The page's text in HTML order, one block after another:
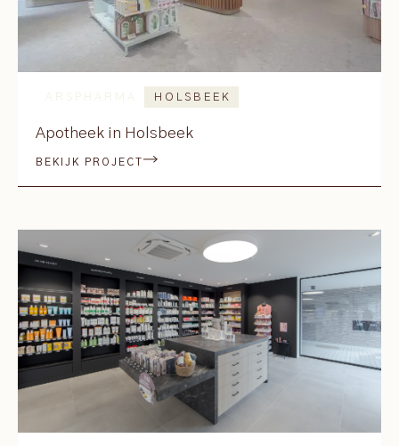
ARSPHARMA HOLSBEEK
Apotheek in Holsbeek
BEKIJK PROJECT